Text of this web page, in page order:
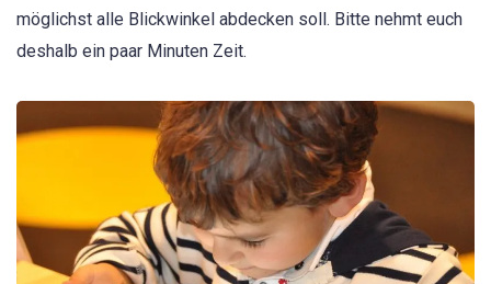
möglichst alle Blickwinkel abdecken soll. Bitte nehmt euch
deshalb ein paar Minuten Zeit.